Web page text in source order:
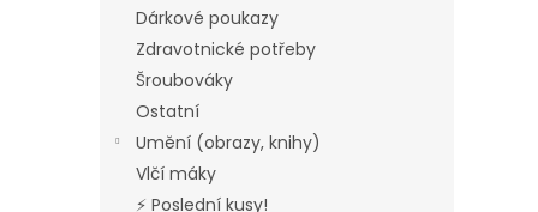
Dárkové poukazy
Zdravotnické potřeby
Šroubováky
Ostatní
Umění (obrazy, knihy)
Vlčí máky
⚡ Poslední kusy!